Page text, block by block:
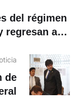
del régimen
regresan a
de